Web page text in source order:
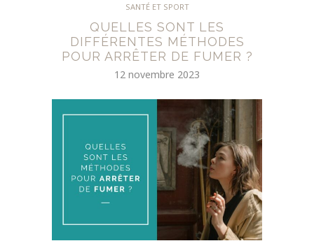
SANTÉ ET SPORT
QUELLES SONT LES
DIFFÉRENTES MÉTHODES
POUR ARRÊTER DE FUMER ?
12 novembre 2023